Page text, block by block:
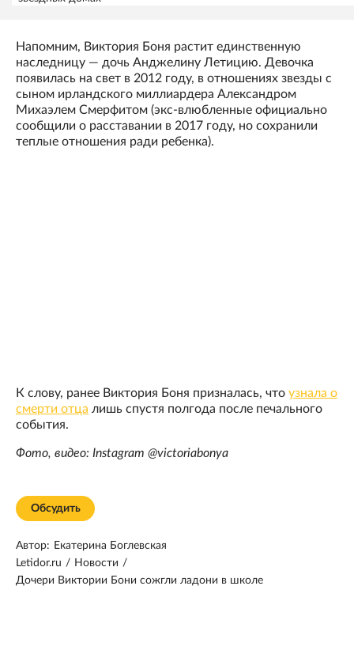
Напомним, Виктория Боня растит единственную
наследницу — дочь Анджелину Летицию. Девочка
появилась на свет в 2012 году, в отношениях звезды с
сыном ирландского миллиардера Александром
Михаэлем Смерфитом (экс-влюбленные официально
сообщили о расставании в 2017 году, но сохранили
теплые отношения ради ребенка).
К слову, ранее Виктория Боня призналась, что узнала о
смерти отца лишь спустя полгода после печального
события.
Фото, видео: Instagram @victoriabonya
Обсудить
Автор: Екатерина Боглевская
Letidor.ru / Новости /
Дочери Виктории Бони сожгли ладони в школе